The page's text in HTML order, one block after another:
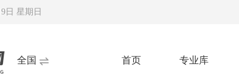
日 星期日
全国 首页 专业库